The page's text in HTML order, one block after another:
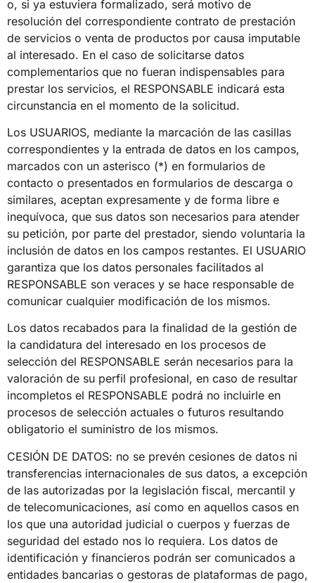
o, si ya estuviera formalizado, será motivo de
resolución del correspondiente contrato de prestación
de servicios o venta de productos por causa imputable
al interesado. En el caso de solicitarse datos
complementarios que no fueran indispensables para
prestar los servicios, el RESPONSABLE indicará esta
circunstancia en el momento de la solicitud.
Los USUARIOS, mediante la marcación de las casillas
correspondientes y la entrada de datos en los campos,
marcados con un asterisco (*) en formularios de
contacto o presentados en formularios de descarga o
similares, aceptan expresamente y de forma libre e
inequívoca, que sus datos son necesarios para atender
su petición, por parte del prestador, siendo voluntaria la
inclusión de datos en los campos restantes. El USUARIO
garantiza que los datos personales facilitados al
RESPONSABLE son veraces y se hace responsable de
comunicar cualquier modificación de los mismos.
Los datos recabados para la finalidad de la gestión de
la candidatura del interesado en los procesos de
selección del RESPONSABLE serán necesarios para la
valoración de su perfil profesional, en caso de resultar
incompletos el RESPONSABLE podrá no incluirle en
procesos de selección actuales o futuros resultando
obligatorio el suministro de los mismos.
CESIÓN DE DATOS: no se prevén cesiones de datos ni
transferencias internacionales de sus datos, a excepción
de las autorizadas por la legislación fiscal, mercantil y
de telecomunicaciones, así como en aquellos casos en
los que una autoridad judicial o cuerpos y fuerzas de
seguridad del estado nos lo requiera. Los datos de
identificación y financieros podrán ser comunicados a
entidades bancarias o gestoras de plataformas de pago,